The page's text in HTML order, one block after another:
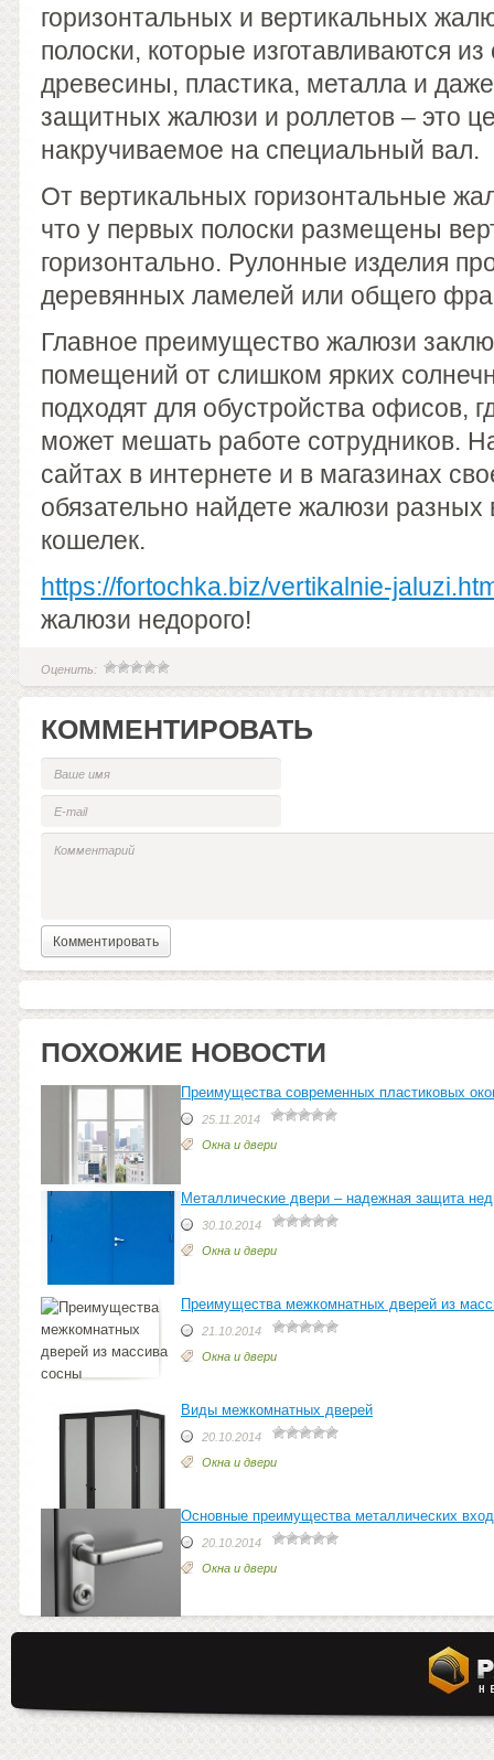
горизонтальных и вертикальных
полоски, которые изготавливаются
древесины, пластика, металла и
защитных жалюзи и роллетов – это
накручиваемое на специальный вал.
От вертикальных горизонтальные
что у первых полоски размещены
горизонтально. Рулонные изделия
деревянных ламелей или общего
Главное преимущество жалюзи
помещений от слишком ярких
подходят для обустройства офисов,
может мешать работе сотрудников.
сайтах в интернете и в магазинах
обязательно найдете жалюзи
кошелек.
https://fortochka.biz/vertikalnie-
жалюзи недорого!
Оценить:
КОММЕНТИРОВАТЬ
ПОХОЖИЕ НОВОСТИ
Преимущества современных пластиковых
25.11.2014
Окна и двери
Металлические двери – надежная защита
30.10.2014
Окна и двери
Преимущества межкомнатных дверей из
21.10.2014
Окна и двери
Виды межкомнатных дверей
20.10.2014
Окна и двери
Основные преимущества металлических
20.10.2014
Окна и двери